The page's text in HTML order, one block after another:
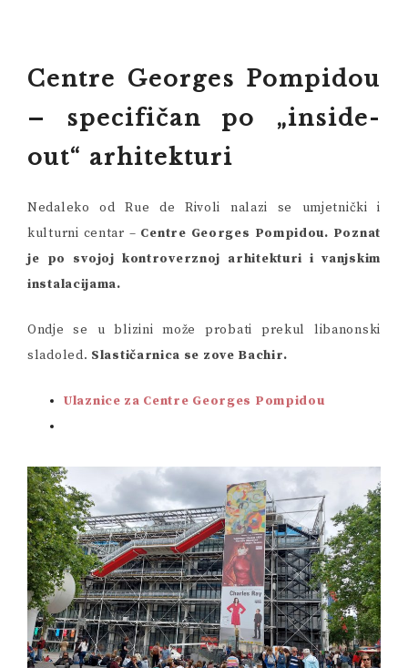
Centre Georges Pompidou
– specifičan po „inside-
out“ arhitekturi
Nedaleko od Rue de Rivoli nalazi se umjetnički i
kulturni centar – Centre Georges Pompidou. Poznat
je po svojoj kontroverznoj arhitekturi i vanjskim
instalacijama.
Ondje se u blizini može probati prekul libanonski
sladoled. Slastičarnica se zove Bachir.
Ulaznice za Centre Georges Pompidou